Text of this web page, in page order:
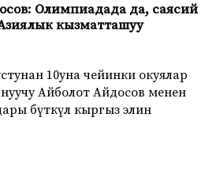
Олимпиадада да, саясий
кызматташуу
10уна чейинки окуялар
Айболот Айдосов менен
бүткүл кыргыз элин